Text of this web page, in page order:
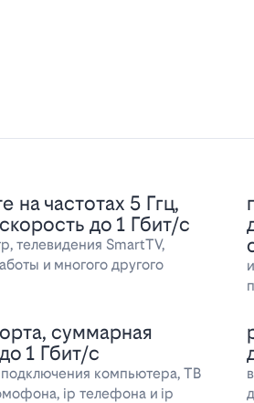
на частотах 5 Ггц,
до 1 Гбит/с
телевидения SmartTV,
и многого другого
суммарная
1 Гбит/с
подключения компьютера, ТВ
ip телефона и ip